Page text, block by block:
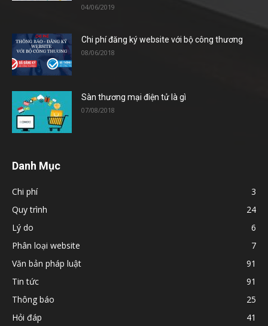
04/06/2019
Chi phí đăng ký website với bộ công thương
08/06/2018
Sàn thương mại điện tử là gì
07/08/2018
Danh Mục
Chi phí
3
Quy trình
24
Lý do
6
Phân loại website
7
Văn bản pháp luật
91
Tin tức
91
Thông báo
25
Hỏi đáp
41